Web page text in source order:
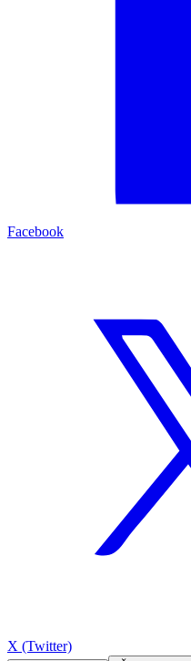
Facebook
X (Twitter)